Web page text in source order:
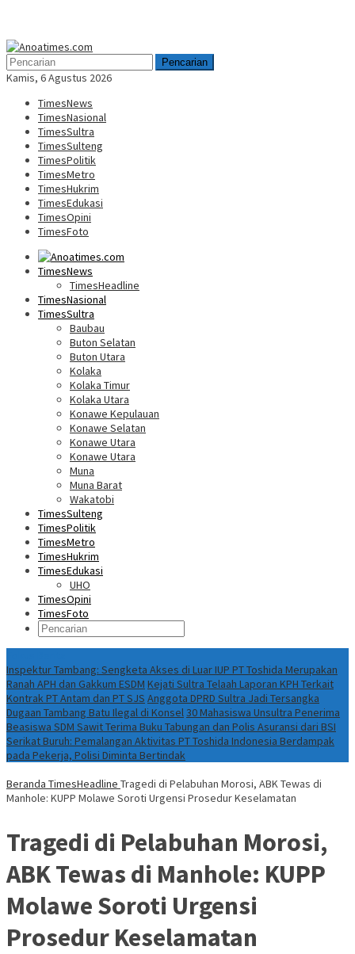
Menu
Mobile
Pencarian
Kamis, 6 Agustus 2026
TimesNews
TimesNasional
TimesSultra
TimesSulteng
TimesPolitik
TimesMetro
TimesHukrim
TimesEdukasi
TimesOpini
TimesFoto
TimesNews
TimesHeadline
TimesNasional
TimesSultra
Baubau
Buton Selatan
Buton Utara
Kolaka
Kolaka Timur
Kolaka Utara
Konawe Kepulauan
Konawe Selatan
Konawe Utara
Konawe Utara
Muna
Muna Barat
Wakatobi
TimesSulteng
TimesPolitik
TimesMetro
TimesHukrim
TimesEdukasi
UHO
TimesOpini
TimesFoto
Inspektur Tambang: Sengketa Akses di Luar IUP PT Toshida Merupakan
Ranah APH dan Gakkum ESDM Kejati Sultra Telaah Laporan KPH Terkait
Kontrak PT Antam dan PT SJS Anggota DPRD Sultra Jadi Tersangka
Dugaan Tambang Batu Ilegal di Konsel30 Mahasiswa Unsultra Penerima
Beasiswa SDM Sawit Terima Buku Tabungan dan Polis Asuransi dari BSI
Serikat Buruh: Pemalangan Aktivitas PT Toshida Indonesia Berdampak
pada Pekerja, Polisi Diminta Bertindak
Beranda TimesHeadline Tragedi di Pelabuhan Morosi, ABK Tewas di
Manhole: KUPP Molawe Soroti Urgensi Prosedur Keselamatan
Tragedi di Pelabuhan Morosi,
ABK Tewas di Manhole: KUPP
Molawe Soroti Urgensi
Prosedur Keselamatan